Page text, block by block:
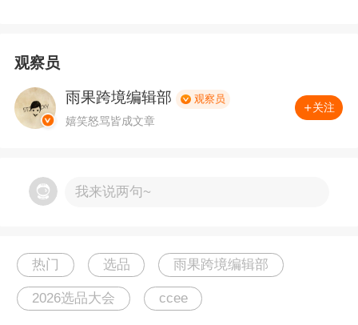
观察员
雨果跨境编辑部 观察员
嬉笑怒骂皆成文章
关注
我来说两句~
热门 选品 雨果跨境编辑部
2026选品大会 ccee